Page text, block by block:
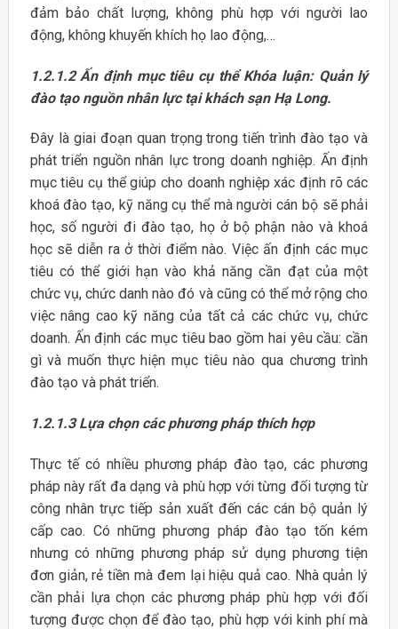
đảm bảo chất lượng, không phù hợp với người lao
động, không khuyến khích họ lao động,…
1.2.1.2 Ấn định mục tiêu cụ thể Khóa luận: Quản lý
đào tạo nguồn nhân lực tại khách sạn Hạ Long.
Đây là giai đoạn quan trọng trong tiến trình đào tạo và
phát triển nguồn nhân lực trong doanh nghiệp. Ấn định
mục tiêu cụ thể giúp cho doanh nghiệp xác định rõ các
khoá đào tạo, kỹ năng cụ thể mà người cán bộ sẽ phải
học, số người đi đào tạo, họ ở bộ phận nào và khoá
học sẽ diễn ra ở thời điểm nào. Việc ấn định các mục
tiêu có thể giới hạn vào khả năng cần đạt của một
chức vụ, chức danh nào đó và cũng có thể mở rộng cho
việc nâng cao kỹ năng của tất cả các chức vụ, chức
doanh. Ấn định các mục tiêu bao gồm hai yêu cầu: cần
gì và muốn thực hiện mục tiêu nào qua chương trình
đào tạo và phát triển.
1.2.1.3 Lựa chọn các phương pháp thích hợp
Thực tế có nhiều phương pháp đào tạo, các phương
pháp này rất đa dạng và phù hợp với từng đối tượng từ
công nhân trực tiếp sản xuất đến các cán bộ quản lý
cấp cao. Có những phương pháp đào tạo tốn kém
nhưng có những phương pháp sử dụng phương tiện
đơn giản, rẻ tiền mà đem lại hiệu quả cao. Nhà quản lý
cần phải lựa chọn các phương pháp phù hợp với đối
tượng được chọn để đào tạo, phù hợp với kinh phí mà